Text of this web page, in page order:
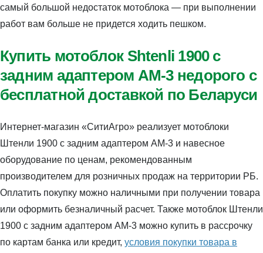
самый большой недостаток мотоблока — при выполнении
работ вам больше не придется ходить пешком.
Купить мотоблок Shtenli 1900 с
задним адаптером АМ-3 недорого с
бесплатной доставкой по Беларуси
Интернет-магазин «СитиАгро» реализует мотоблоки
Штенли 1900 с задним адаптером АМ-3 и навесное
оборудование по ценам, рекомендованным
производителем для розничных продаж на территории РБ.
Оплатить покупку можно наличными при получении товара
или оформить безналичный расчет. Также мотоблок Штенли
1900 с задним адаптером АМ-3 можно купить в рассрочку
по картам банка или кредит, условия покупки товара в